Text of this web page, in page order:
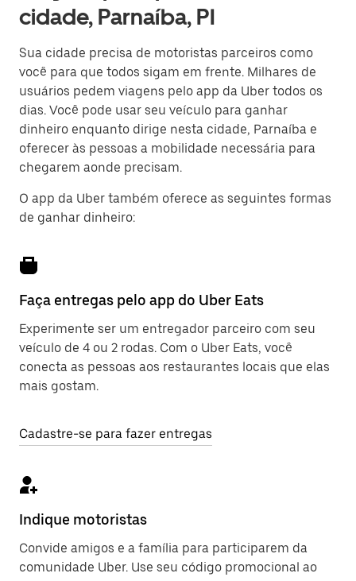
cidade, Parnaíba, PI
Sua cidade precisa de motoristas parceiros como
você para que todos sigam em frente. Milhares de
usuários pedem viagens pelo app da Uber todos os
dias. Você pode usar seu veículo para ganhar
dinheiro enquanto dirige nesta cidade, Parnaíba e
oferecer às pessoas a mobilidade necessária para
chegarem aonde precisam.
O app da Uber também oferece as seguintes formas
de ganhar dinheiro:
Faça entregas pelo app do Uber Eats
Experimente ser um entregador parceiro com seu
veículo de 4 ou 2 rodas. Com o Uber Eats, você
conecta as pessoas aos restaurantes locais que elas
mais gostam.
Cadastre-se para fazer entregas
Indique motoristas
Convide amigos e a família para participarem da
comunidade Uber. Use seu código promocional ao